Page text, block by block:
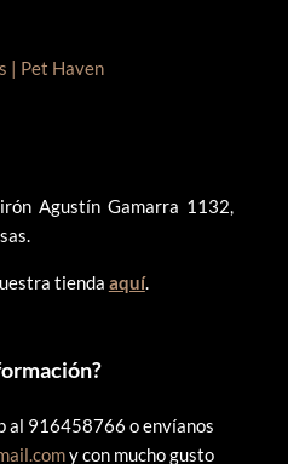
Agustín Gamarra 1132,
tienda aquí.
al 916458766 o envíanos
y con mucho gusto